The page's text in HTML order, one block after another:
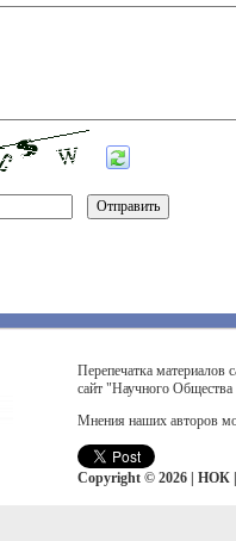
Перепечатка материалов
сайт "Научного
Мнения наших авторов
Copyright © 2026 | НОК